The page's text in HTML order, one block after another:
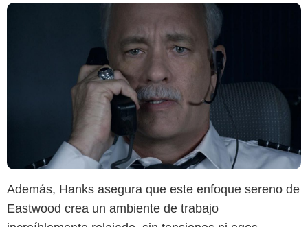
Además, Hanks asegura que este enfoque sereno de
Eastwood crea un ambiente de trabajo